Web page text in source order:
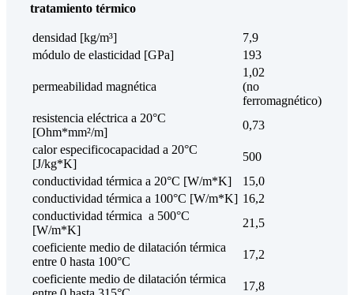
tratamiento térmico
densidad [kg/m³]
7,9
módulo de elasticidad [GPa]
193
permeabilidad magnética
1,02
(no
ferromagnético)
resistencia eléctrica a 20°C
[Ohm*mm²/m]
0,73
calor especificocapacidad a 20°C
[J/kg*K]
500
conductividad térmica a 20°C [W/m*K]
15,0
conductividad térmica a 100°C [W/m*K] 16,2
conductividad térmica a 500°C
[W/m*K]
21,5
coeficiente medio de dilatación térmica
entre 0 hasta 100°C
17,2
coeficiente medio de dilatación térmica
17,8